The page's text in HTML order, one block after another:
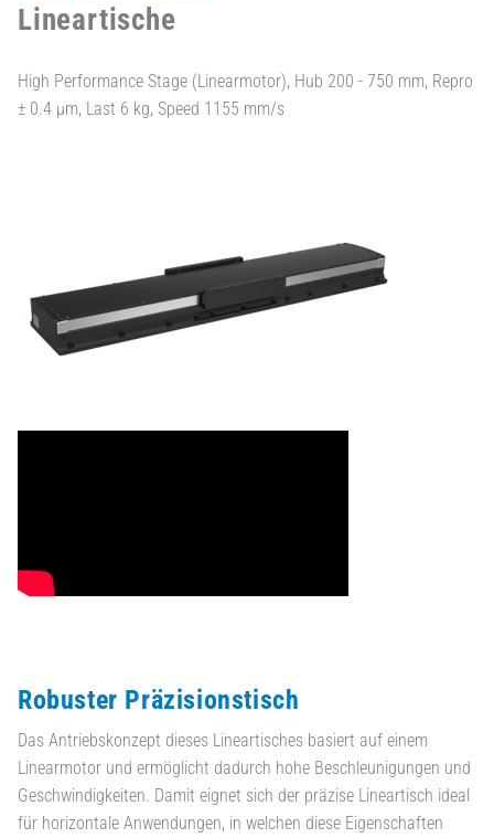
Lineartische
High Performance Stage (Linearmotor), Hub 200 - 750 mm, Repro
± 0.4 µm, Last 6 kg, Speed 1155 mm/s
Robuster Präzisionstisch
Das Antriebskonzept dieses Lineartisches basiert auf einem
Linearmotor und ermöglicht dadurch hohe Beschleunigungen und
Geschwindigkeiten. Damit eignet sich der präzise Lineartisch ideal
für horizontale Anwendungen, in welchen diese Eigenschaften